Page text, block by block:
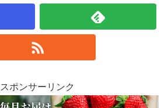
スポンサーリンク